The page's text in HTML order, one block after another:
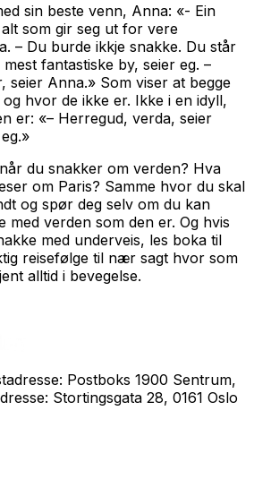
sin beste venn, Anna: «- Ein
som gir seg ut for vere
– Du burde ikkje snakke. Du står
fantastiske by, seier eg. –
seier Anna.» Som viser at begge
hvor de ikke er. Ikke i en idyll,
er: «– Herregud, verda, seier
du snakker om verden? Hva
om Paris? Samme hvor du skal
og spør deg selv om du kan
med verden som den er. Og hvis
med underveis, les boka til
reisefølge til nær sagt hvor som
alltid i bevegelse.
Postboks 1900 Sentrum,
Stortingsgata 28, 0161 Oslo